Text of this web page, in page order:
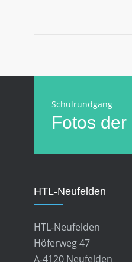
Schulrundgang
Fotos
HTL-Neufelden
HTL-Neufelden
Höferweg 47
A-4120 Neufelden